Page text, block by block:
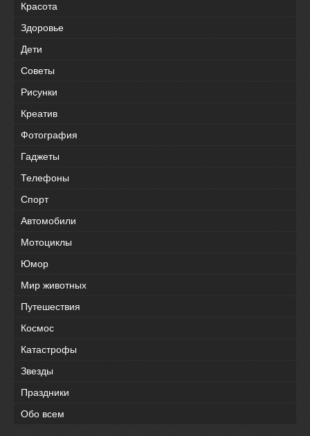
Красота
Здоровье
Дети
Советы
Рисунки
Креатив
Фотография
Гаджеты
Телефоны
Спорт
Автомобили
Мотоциклы
Юмор
Мир животных
Путешествия
Космос
Катастрофы
Звезды
Праздники
Обо всем